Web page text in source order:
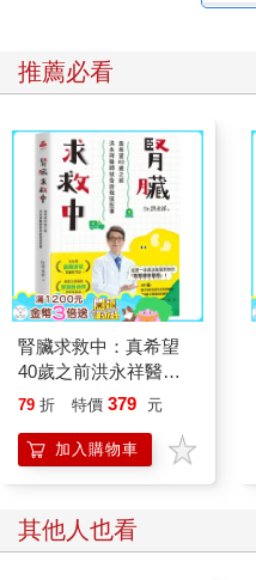
推薦必看
腎臟求救中：真希望
40歲之前洪永祥醫師
就告訴我這些事
79 折 特價 379 元
加入購物車
其他人也看